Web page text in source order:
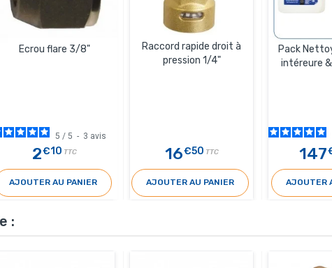
Ecrou flare 3/8"
5 / 5 - 3 avis
2€10 TTC
AJOUTER AU PANIER
Raccord rapide droit à
pression 1/4"
16€50 TTC
AJOUTER AU PANIER
Pack
intéreure
147
AJOUTER
: